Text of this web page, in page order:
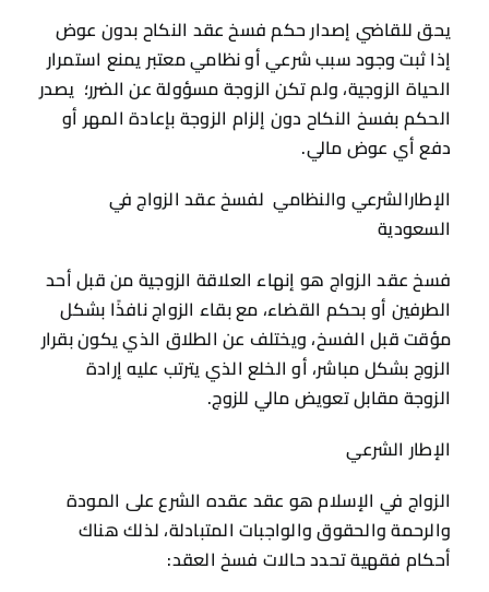
يحق للقاضي إصدار حكم فسخ عقد النكاح بدون عوض
إذا ثبت وجود سبب شرعي أو نظامي معتبر يمنع استمرار
الحياة الزوجية، ولم تكن الزوجة مسؤولة عن الضرر؛ يصدر
الحكم بفسخ النكاح دون إلزام الزوجة بإعادة المهر أو
دفع أي عوض مالي.
الإطارالشرعي والنظامي لفسخ عقد الزواج في
السعودية
فسخ عقد الزواج هو إنهاء العلاقة الزوجية من قبل أحد
الطرفين أو بحكم القضاء، مع بقاء الزواج نافذًا بشكل
مؤقت قبل الفسخ، ويختلف عن الطلاق الذي يكون بقرار
الزوج بشكل مباشر، أو الخلع الذي يترتب عليه إرادة
الزوجة مقابل تعويض مالي للزوج.
الإطار الشرعي
الزواج في الإسلام هو عقد عقده الشرع على المودة
والرحمة والحقوق والواجبات المتبادلة، لذلك هناك
أحكام فقهية تحدد حالات فسخ العقد: